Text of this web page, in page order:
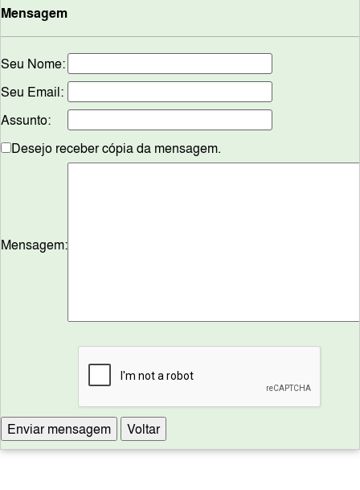
Mensagem
Seu Nome:
Seu Email:
Assunto:
Desejo receber cópia da mensagem.
Mensagem: